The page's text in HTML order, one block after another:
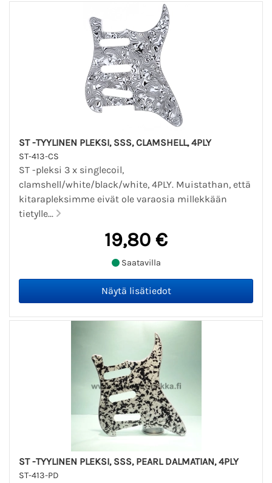
ST -TYYLINEN PLEKSI, SSS, CLAMSHELL, 4PLY
ST-413-CS
ST -pleksi 3 x singlecoil,
clamshell/white/black/white, 4PLY. Muistathan, että
kitarapleksimme eivät ole varaosia millekkään
tietylle...
19,80 €
Saatavilla
ST -TYYLINEN PLEKSI, SSS, PEARL DALMATIAN, 4PLY
ST-413-PD